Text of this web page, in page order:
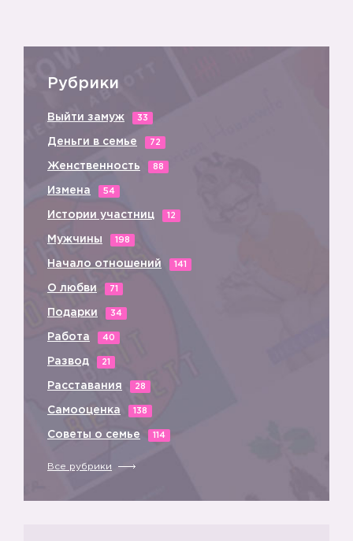
Рубрики
Выйти замуж 33
Деньги в семье 72
Женственность 88
Измена 54
Истории участниц 12
Мужчины 198
Начало отношений 141
О любви 71
Подарки 34
Работа 40
Развод 21
Расставания 28
Самооценка 138
Советы о семье 114
Все рубрики